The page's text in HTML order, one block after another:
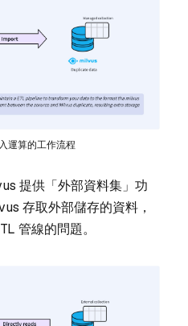
運算的工作流程
提供「外部資料集」功
存取外部儲存的資料，
管線的問題。